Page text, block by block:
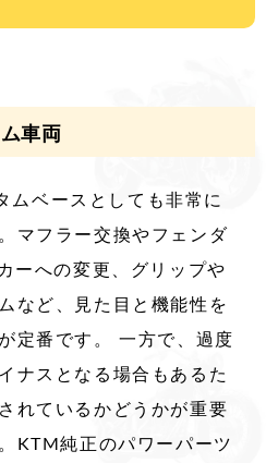
車両
ムベースとしても非常に
マフラー交換やフェンダ
ーへの変更、グリップや
など、見た目と機能性を
定番です。 一方で、過度
ナスとなる場合もあるた
れているかどうかが重要
KTM純正のパワーパーツ